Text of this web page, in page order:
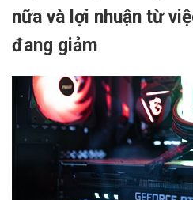
nữa và lợi nhuận từ
đang giảm